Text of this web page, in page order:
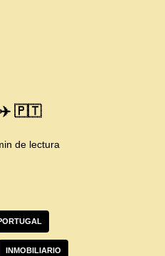
✈️ 🇵🇹
de lectura
INMOBILIARIO